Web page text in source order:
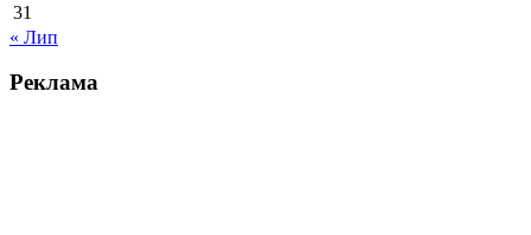
31
« Лип
Реклама